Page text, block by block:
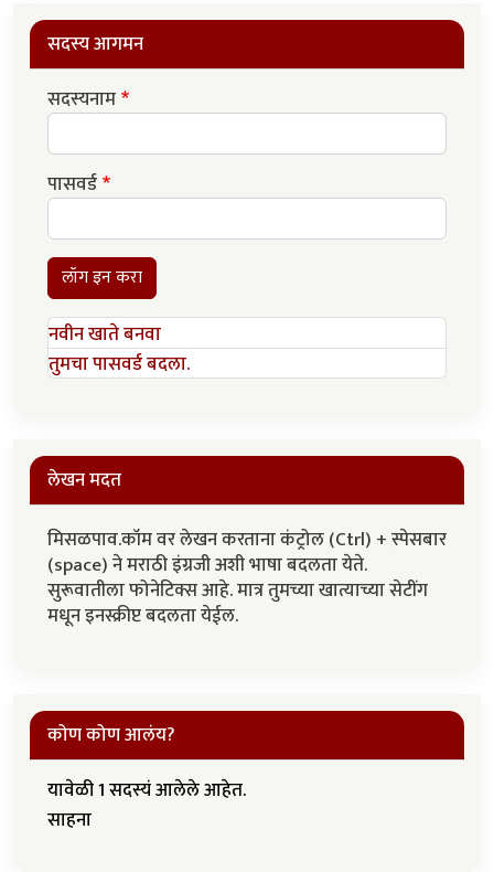
सदस्य आगमन
सदस्यनाम
पासवर्ड
लॉग इन करा
नवीन खाते बनवा
तुमचा पासवर्ड बदला.
लेखन मदत
मिसळपाव.कॉम वर लेखन करताना कंट्रोल (Ctrl) + स्पेसबार
(space) ने मराठी इंग्रजी अशी भाषा बदलता येते.
सुरूवातीला फोनेटिक्स आहे. मात्र तुमच्या खात्याच्या सेटींग
मधून इनस्क्रीप्ट बदलता येईल.
कोण कोण आलंय?
यावेळी 1 सदस्यं आलेले आहेत.
साहना